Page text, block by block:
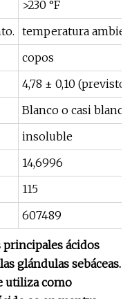
>230 °F
temperatura
copos
4,78 ± 0,10 (previsto)
Blanco o casi blanco
insoluble
14,6996
115
607489
ácidos
glándulas sebáceas.
utiliza como